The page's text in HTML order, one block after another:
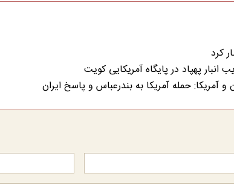
کرد
انبار پهپاد در پایگاه آمریکایی کویت
و آمریکا: حمله آمریکا به بندرعباس و پاسخ ایران